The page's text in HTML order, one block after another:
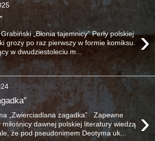
›
„Błonia tajemnicy” Perły polskiej
grozy po raz pierwszy w formie komiksu.
w dwudziestoleciu m...
›
„Zwierciadlana zagadka” Zapewne
miłośnicy dawnej polskiej literatury wiedzą
że pod pseudonimem Deotyma uk...